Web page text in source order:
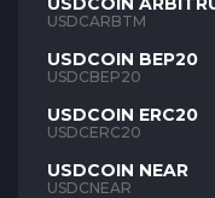
USDCARBTM
USDCOIN BEP20
USDCBEP20
USDCOIN ERC20
USDCERC20
USDCOIN NEAR
USDCNEAR